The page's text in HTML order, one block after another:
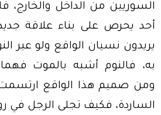
السوريين من الداخل والخارج،
أحد يحرص على بناء علاقة
يريدون نسيان الواقع ولو عبر
به، فالنوم أشبه بالموت
ومن صميم هذا الواقع
الساردة، فكيف تجلى الرجل في